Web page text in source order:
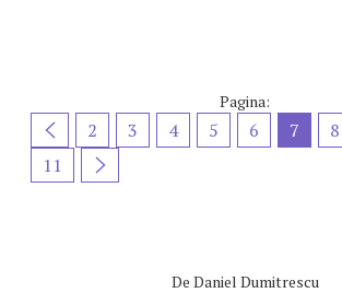
Pagina:
2 3 4 5 6 7 8
11
De Daniel Dumitrescu